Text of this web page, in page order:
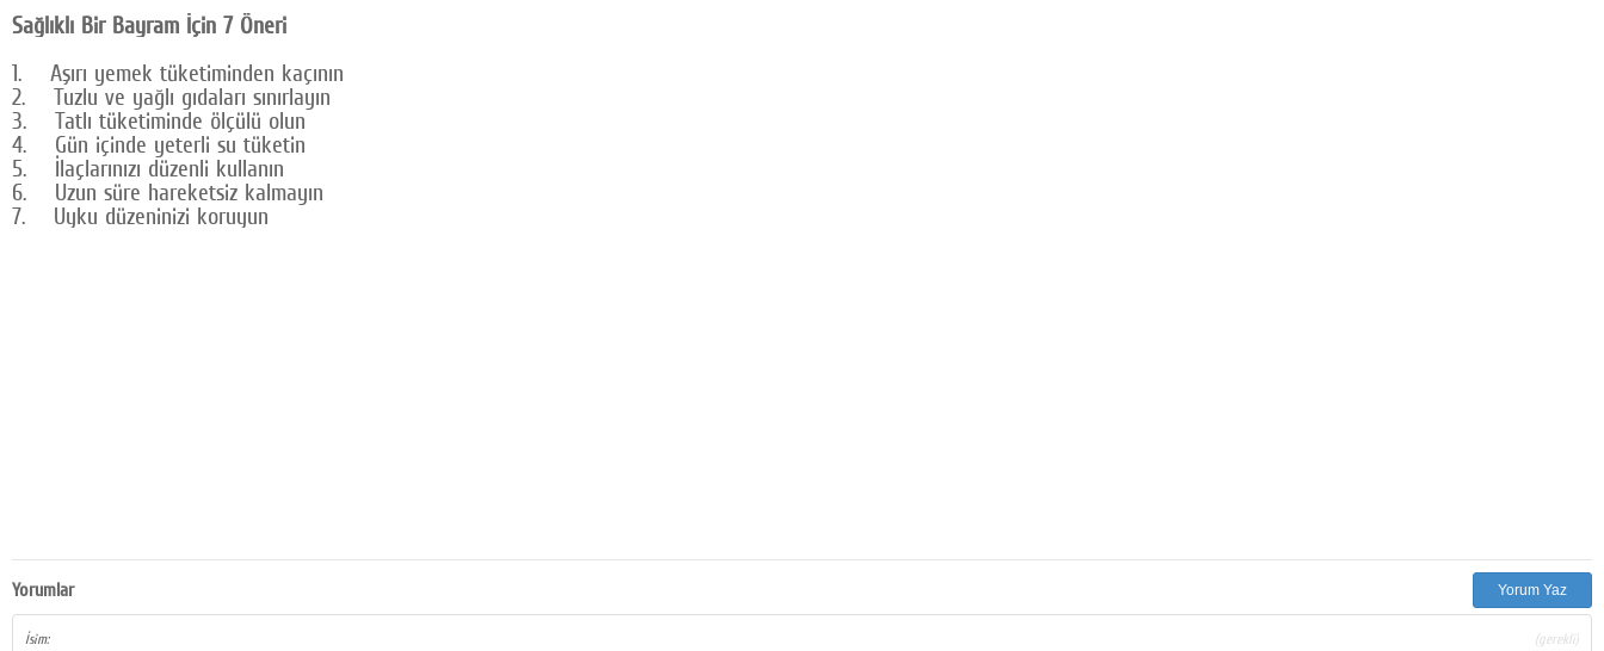
Sağlıklı Bir Bayram İçin 7 Öneri
1. Aşırı yemek tüketiminden kaçının
2. Tuzlu ve yağlı gıdaları sınırlayın
3. Tatlı tüketiminde ölçülü olun
4. Gün içinde yeterli su tüketin
5. İlaçlarınızı düzenli kullanın
6. Uzun süre hareketsiz kalmayın
7. Uyku düzeninizi koruyun
Yorumlar Yorum Yaz
İsim: (gerekli)